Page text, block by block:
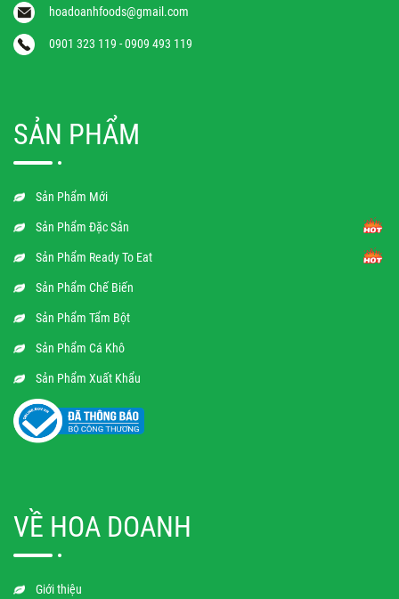
hoadoanhfoods@gmail.com
0901 323 119 - 0909 493 119
SẢN PHẨM
Sản Phẩm Mới
Sản Phẩm Đặc Sản
Sản Phẩm Ready To Eat
Sản Phẩm Chế Biến
Sản Phẩm Tẩm Bột
Sản Phẩm Cá Khô
Sản Phẩm Xuất Khẩu
VỀ HOA DOANH
Giới thiệu